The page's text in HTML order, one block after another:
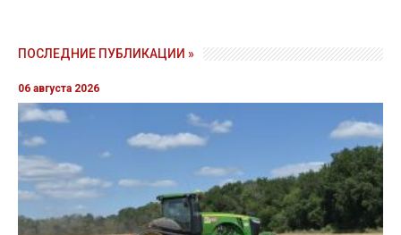
ПОСЛЕДНИЕ ПУБЛИКАЦИИ »
06 августа 2026